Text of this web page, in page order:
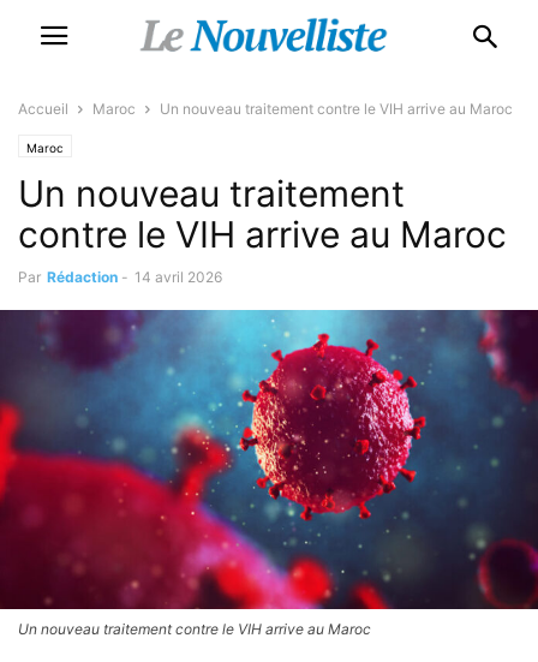
Accueil Maroc Un nouveau traitement contre le VIH arrive au Maroc
Maroc
Un nouveau traitement
contre le VIH arrive au Maroc
Par Rédaction - 14 avril 2026
Un nouveau traitement contre le VIH arrive au Maroc